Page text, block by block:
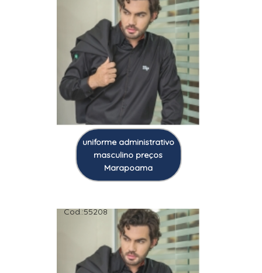
uniforme administrativo
masculino preços
Marapoama
Cod.:55208